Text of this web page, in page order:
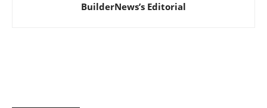
BuilderNews’s Editorial